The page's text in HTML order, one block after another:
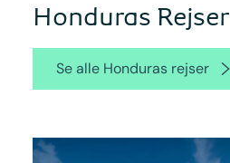
Honduras Rejser
Se alle Honduras rejser